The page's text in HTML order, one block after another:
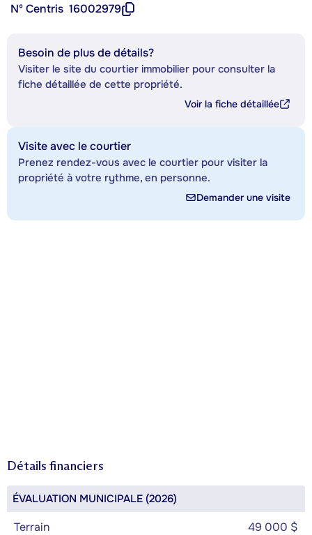
Nº Centris 16002979
Besoin de plus de détails?
Visiter le site du courtier immobilier pour consulter la
fiche détaillée de cette propriété.
Voir la fiche détaillée
Visite avec le courtier
Prenez rendez-vous avec le courtier pour visiter la
propriété à votre rythme, en personne.
Demander une visite
Détails financiers
ÉVALUATION MUNICIPALE (2026)
Terrain 49 000 $